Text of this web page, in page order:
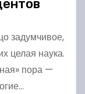
задумчивое,
целая наука.
пора —